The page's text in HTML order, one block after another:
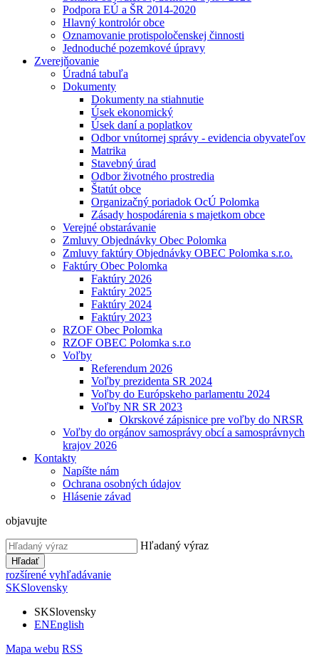
Podpora EÚ a ŠR 2014-2020
Hlavný kontrolór obce
Oznamovanie protispoločenskej činnosti
Jednoduché pozemkové úpravy
Zverejňovanie
Úradná tabuľa
Dokumenty
Dokumenty na stiahnutie
Úsek ekonomický
Úsek daní a poplatkov
Odbor vnútornej správy - evidencia obyvateľov
Matrika
Stavebný úrad
Odbor životného prostredia
Štatút obce
Organizačný poriadok OcÚ Polomka
Zásady hospodárenia s majetkom obce
Verejné obstarávanie
Zmluvy Objednávky Obec Polomka
Zmluvy faktúry Objednávky OBEC Polomka s.r.o.
Faktúry Obec Polomka
Faktúry 2026
Faktúry 2025
Faktúry 2024
Faktúry 2023
RZOF Obec Polomka
RZOF OBEC Polomka s.r.o
Voľby
Referendum 2026
Voľby prezidenta SR 2024
Voľby do Európskeho parlamentu 2024
Voľby NR SR 2023
Okrskové zápisnice pre voľby do NRSR
Voľby do orgánov samosprávy obcí a samosprávnych
krajov 2026
Kontakty
Napíšte nám
Ochrana osobných údajov
Hlásenie závad
objavujte
Hľadaný výraz
Hľadať
rozšírené vyhľadávanie
SKSlovensky
SKSlovensky
ENEnglish
Mapa webu RSS